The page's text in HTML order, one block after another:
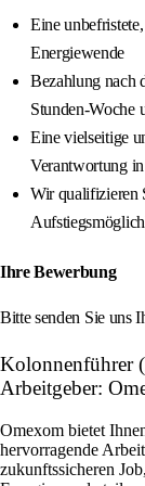
Eine
Energiewende
Bezahlung nach
Stunden-Woche
Eine vielseitige
Verantwortung
Wir qualifizieren
Ihre Bewerbung
Bitte senden Sie uns
Kolonnenführer
Arbeitgeber:
Omexom bietet
hervorragende
zukunftssicheren